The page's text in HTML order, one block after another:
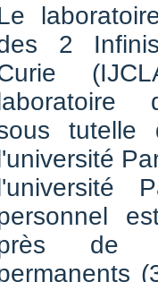
2
tutelle
de